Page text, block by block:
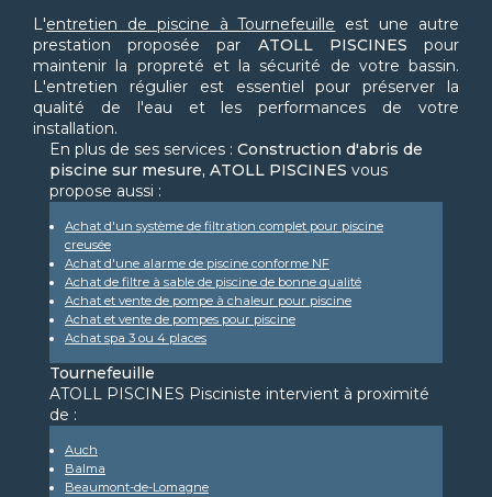
L'entretien de piscine à Tournefeuille est une autre
prestation proposée par ATOLL PISCINES pour
maintenir la propreté et la sécurité de votre bassin.
L'entretien régulier est essentiel pour préserver la
qualité de l'eau et les performances de votre
installation.
En plus de ses services : Construction d'abris de
piscine sur mesure, ATOLL PISCINES vous
propose aussi :
Achat d'un système de filtration complet pour piscine
creusée
Achat d'une alarme de piscine conforme NF
Achat de filtre à sable de piscine de bonne qualité
Achat et vente de pompe à chaleur pour piscine
Achat et vente de pompes pour piscine
Achat spa 3 ou 4 places
Tournefeuille
ATOLL PISCINES Pisciniste intervient à proximité
de :
Auch
Balma
Beaumont-de-Lomagne